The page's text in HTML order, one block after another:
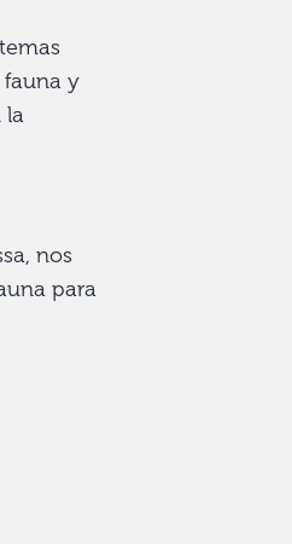
y
la
nos
para